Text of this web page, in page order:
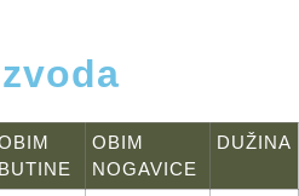
BUTINE
OBIM
NOGAVICE
DUŽINA